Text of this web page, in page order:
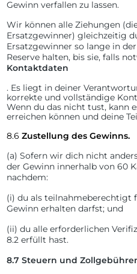
Gewinn verfallen zu lassen.
Wir können alle Ziehungen
Ersatzgewinner) gleichzeitig
Ersatzgewinner so lange in
Reserve halten, bis sie, falls
Kontaktdaten
. Es liegt in deiner
korrekte und vollständige
Wenn du das nicht tust, kann
erreichen können und deine
8.6Zustellung des Gewinns.
(a)Sofern wir dich nicht
der Gewinn innerhalb von 60
nachdem:
(i)du als teilnahmeberechtigt
Gewinn erhalten darfst; und
(ii)du alle erforderlichen
8.2 erfüllt hast.
8.7Steuern und